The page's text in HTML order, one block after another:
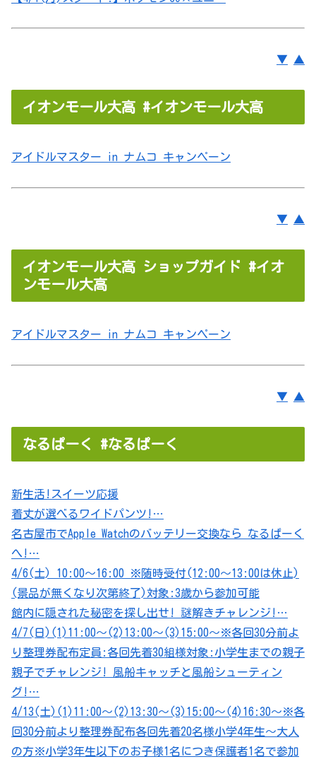
▼ ▲
イオンモール大高 #イオンモール大高
アイドルマスター in ナムコ キャンペーン
▼ ▲
イオンモール大高 ショップガイド #イオ
ンモール大高
アイドルマスター in ナムコ キャンペーン
▼ ▲
なるぱーく #なるぱーく
新生活!スイーツ応援
着丈が選べるワイドパンツ!…
名古屋市でApple Watchのバッテリー交換なら なるぱーく
へ!…
4/6(土) 10:00～16:00 ※随時受付(12:00～13:00は休止)
(景品が無くなり次第終了)対象:3歳から参加可能
館内に隠された秘密を探し出せ! 謎解きチャレンジ!…
4/7(日)(1)11:00～(2)13:00～(3)15:00～※各回30分前よ
り整理券配布定員:各回先着30組様対象:小学生までの親子
親子でチャレンジ! 風船キャッチと風船シューティン
グ!…
4/13(土)(1)11:00～(2)13:30～(3)15:00～(4)16:30～※各
回30分前より整理券配布各回先着20名様小学4年生～大人
の方※小学3年生以下のお子様1名につき保護者1名で参加